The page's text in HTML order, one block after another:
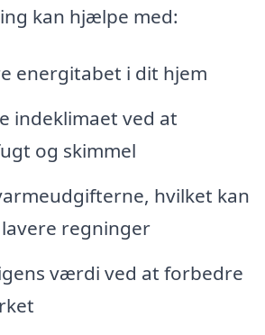
kan hjælpe med:
energitabet i dit hjem
indeklimaet ved at
og skimmel
hvilket kan
regninger
værdi ved at forbedre